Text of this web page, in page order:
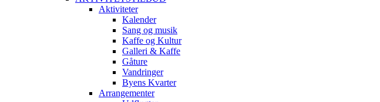
Aktiviteter
Kalender
Sang og musik
Kaffe og Kultur
Galleri & Kaffe
Gåture
Vandringer
Byens Kvarter
Arrangementer